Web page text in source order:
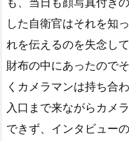
した自衛官はそれを知
れを伝えるのを失念し
財布の中にあったので
くカメラマンは持ち合
入口まで来ながらカメ
できず、インタビュー